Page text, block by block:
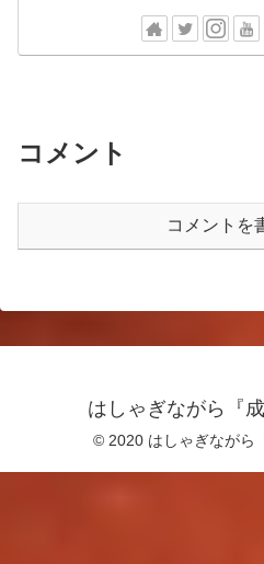
コメント
コメントを
はしゃぎながら『
© 2020 はしゃぎながら